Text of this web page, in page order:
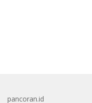
pancoran.id